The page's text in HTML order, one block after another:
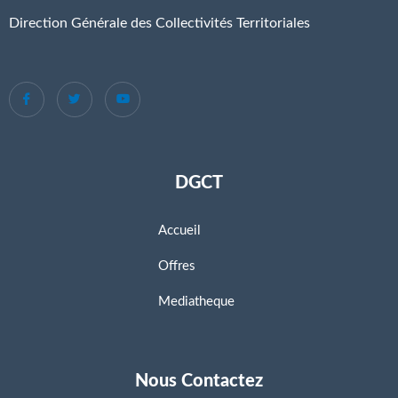
Direction Générale des Collectivités Territoriales
DGCT
Accueil
Offres
Mediatheque
Nous Contactez